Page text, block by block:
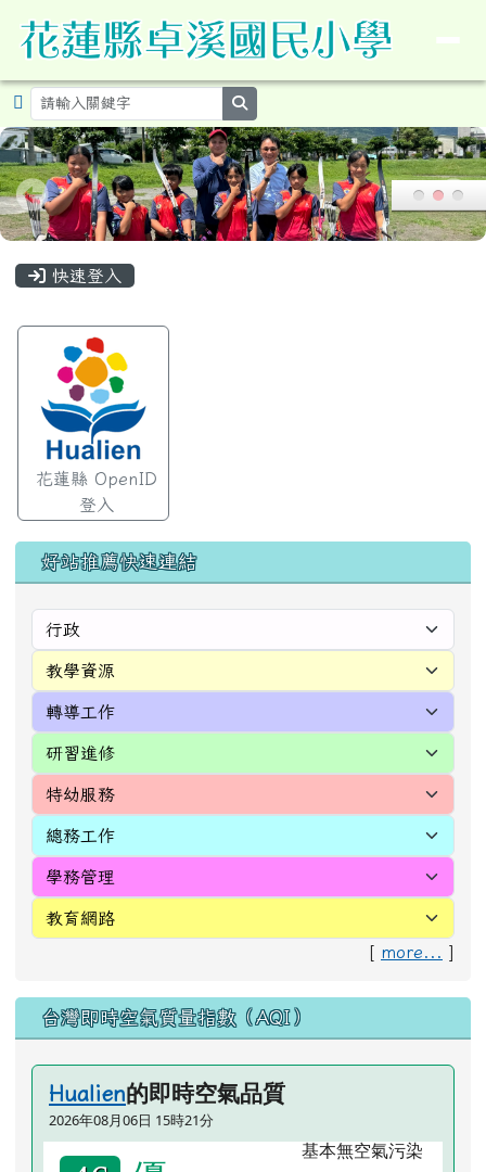
花蓮縣卓溪鄉卓溪國民小學暨附設
導覽列
快速登入
花蓮縣 OpenID
登入
左邊區域內容
好站推薦快速連結
[ more... ]
台灣即時空氣質量指數（AQI）
Hualien的即時空氣品質
2026年08月06日 15時21分